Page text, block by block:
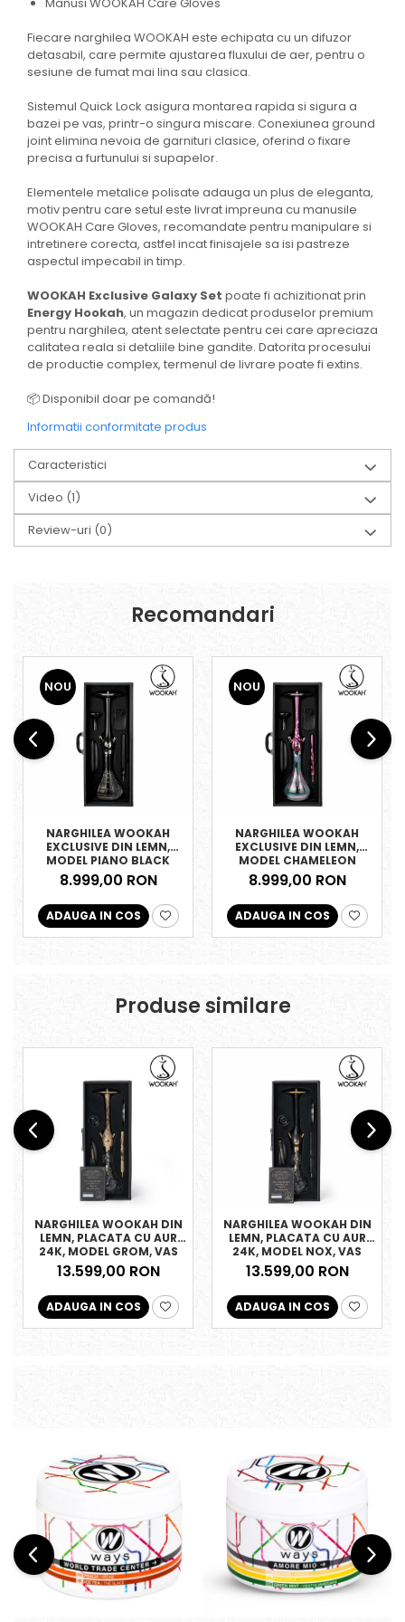
Fiecare narghilea WOOKAH este echipata cu un difuzor
detasabil, care permite ajustarea fluxului de aer, pentru o
sesiune de fumat mai lina sau clasica.
Sistemul Quick Lock asigura montarea rapida si sigura a
bazei pe vas, printr-o singura miscare. Conexiunea ground
joint elimina nevoia de garnituri clasice, oferind o fixare
precisa a furtunului si supapelor.
Elementele metalice polisate adauga un plus de eleganta,
motiv pentru care setul este livrat impreuna cu manusile
WOOKAH Care Gloves, recomandate pentru manipulare si
intretinere corecta, astfel incat finisajele sa isi pastreze
aspectul impecabil in timp.
WOOKAH Exclusive Galaxy Set poate fi achizitionat prin
Energy Hookah, un magazin dedicat produselor premium
pentru narghilea, atent selectate pentru cei care apreciaza
calitatea reala si detaliile bine gandite. Datorita procesului
de productie complex, termenul de livrare poate fi extins.
📦 Disponibil doar pe comandă!
Informatii conformitate produs
Caracteristici
Video (1)
Review-uri (0)
Recomandari
NOU
NARGHILEA WOOKAH
EXCLUSIVE DIN LEMN,
MODEL PIANO BLACK
8.999,00 RON
ADAUGA IN COS
NOU
NARGHILEA WOOKAH
EXCLUSIVE DIN LEMN,
MODEL CHAMELEON
8.999,00 RON
ADAUGA IN COS
Produse similare
NARGHILEA WOOKAH DIN
LEMN, PLACATA CU AUR
24K, MODEL GROM, VAS
OLIVES
13.599,00 RON
ADAUGA IN COS
NARGHILEA WOOKAH DIN
LEMN, PLACATA CU AUR
24K, MODEL NOX, VAS
OLIVES
13.599,00 RON
ADAUGA IN COS